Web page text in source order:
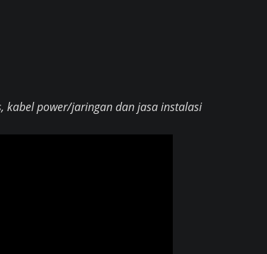
kabel power/jaringan dan jasa instalasi